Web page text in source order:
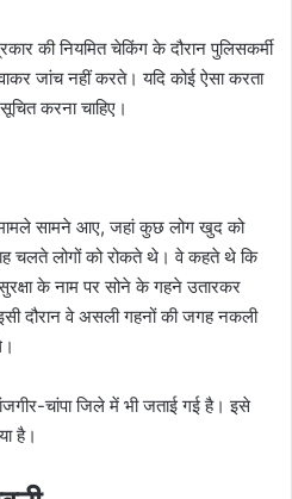
की नियमित चेकिंग के दौरान पुलिसकर्मी
जांच नहीं करते। यदि कोई ऐसा करता
करना चाहिए।
मामले सामने आए, जहां कुछ लोग खुद को
चलते लोगों को रोकते थे। वे कहते थे कि
के नाम पर सोने के गहने उतारकर
दौरान वे असली गहनों की जगह नकली
चांपा जिले में भी जताई गई है। इसे
है।